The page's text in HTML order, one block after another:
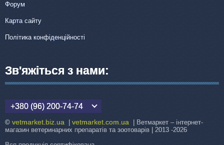
Форум
Карта сайту
Політика конфіденційності
Зв'яжіться з нами:
+380 (96) 200-74-74
© vetmarket.biz.ua vetmarket.com.ua | Ветмаркет – інтернет-
магазин ветеринарних препаратів та зоотоварів | 2013 -2026